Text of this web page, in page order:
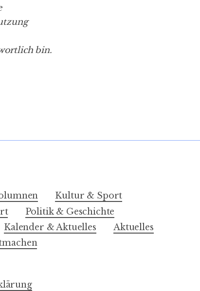
bin.
Kultur & Sport
Politik & Geschichte
Kalender & Aktuelles
Aktuelles